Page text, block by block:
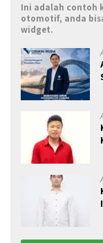
Ini adalah contoh
otomotif, anda
widget.